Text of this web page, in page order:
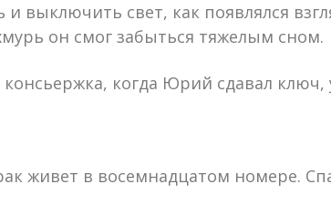
выключить свет, как появлялся
он смог забыться тяжелым сном.
когда Юрий сдавал ключ,
живет в восемнадцатом номере.